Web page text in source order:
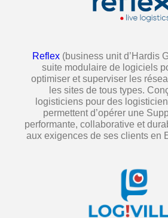
Reflex (business unit d’Hardis
suite modulaire de logiciels
optimiser et superviser les
les sites de tous types.
logisticiens pour des
permettent d’opérer une
performante, collaborative et
aux exigences de ses clients en